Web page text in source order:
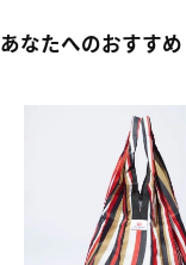
あなたへのおすすめ